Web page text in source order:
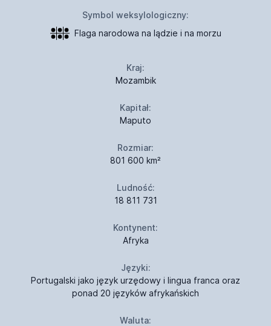
Symbol weksylologiczny:
Flaga narodowa na lądzie i na morzu
Kraj:
Mozambik
Kapitał:
Maputo
Rozmiar:
801 600 km²
Ludność:
18 811 731
Kontynent:
Afryka
Języki:
Portugalski jako język urzędowy i lingua franca oraz
ponad 20 języków afrykańskich
Waluta: